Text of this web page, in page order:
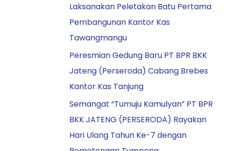
Laksanakan Peletakan Batu Pertama
Pembangunan Kantor Kas
Tawangmangu
Peresmian Gedung Baru PT BPR BKK
Jateng (Perseroda) Cabang Brebes
Kantor Kas Tanjung
Semangat “Tumuju Kamulyan” PT BPR
BKK JATENG (PERSERODA) Rayakan
Hari Ulang Tahun Ke-7 dengan